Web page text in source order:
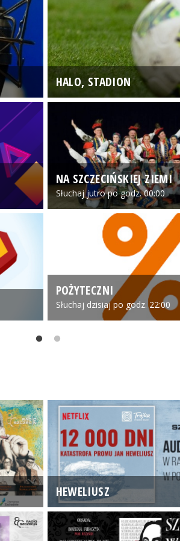
HALO, STADION
NA SZCZECIŃSKIEJ ZIEMI
Słuchaj jutro po godz. 00:00
POŻYTECZNI
Słuchaj dzisiaj po godz. 22:00
HEWELIUSZ